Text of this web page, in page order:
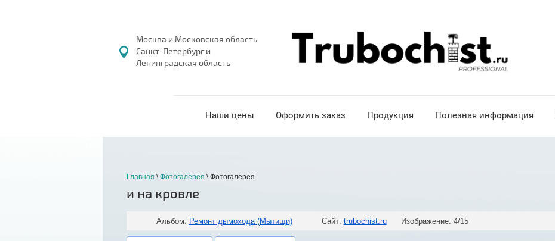
Москва и Московская область
Санкт-Петербург и
Ленинградская область
Наши цены Оформить заказ Продукция Полезная информация
Главная \ Фотогалерея \ Фотогалерея
и на кровле
Альбом: Ремонт дымохода (Мытищи) Сайт: trubochist.ru Изображение: 4/15